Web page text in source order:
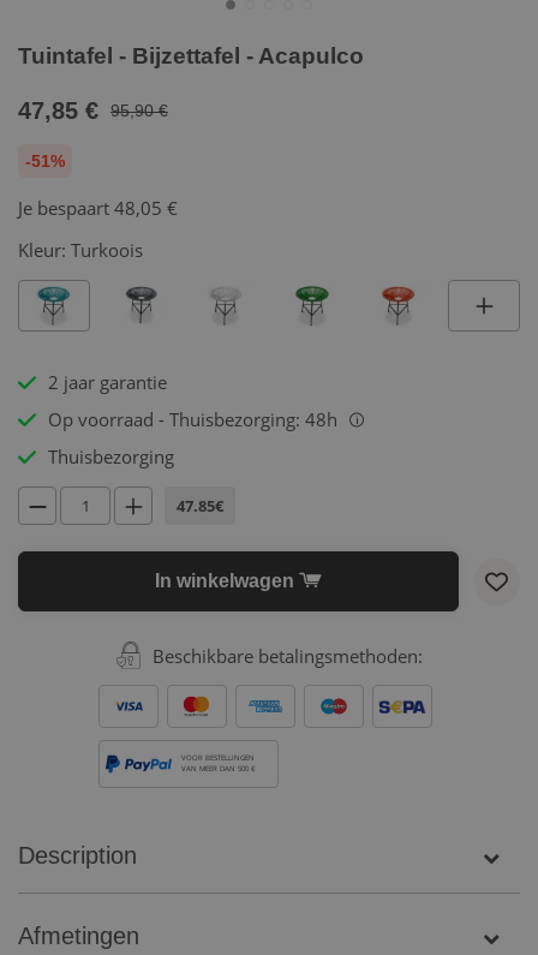
Tuintafel - Bijzettafel - Acapulco
47,85 € 95,90 €
-51%
Je bespaart 48,05 €
Kleur: Turkoois
2 jaar garantie
Op voorraad - Thuisbezorging: 48h
i
Thuisbezorging
47.85€
In winkelwagen
Beschikbare betalingsmethoden:
VOOR BESTELLINGEN
VAN MEER DAN 500 €
Description
Afmetingen